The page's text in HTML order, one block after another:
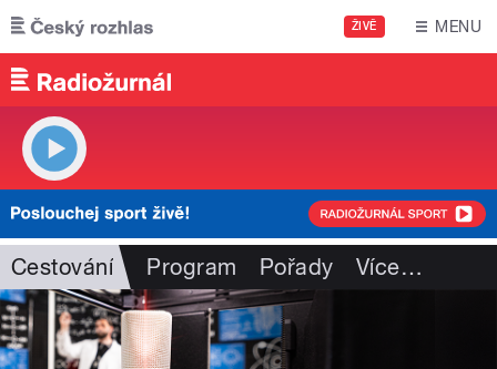
Přejít k hlavnímu obsahu
ŽIVĚ MENU
Cestování Program Pořady Více…